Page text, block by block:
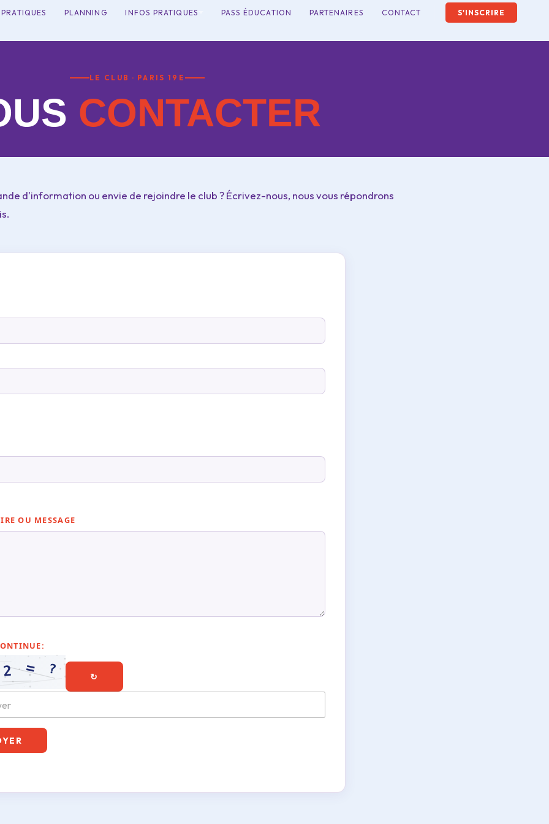
PRATIQUES PLANNING INFOS PRATIQUES PASS ÉDUCATION PARTENAIRES CONTACT S'INSCRIRE
LE CLUB · PARIS 19E
CONTACTER
d'information ou envie de rejoindre le club ? Écrivez-nous, nous vous répondrons
OU MESSAGE
↻